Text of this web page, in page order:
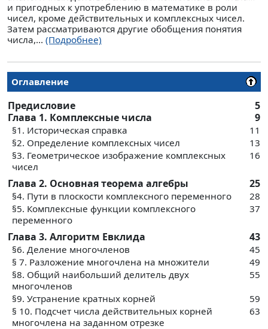
и пригодных к употреблению в математике в роли
чисел, кроме действительных и комплексных чисел.
Затем рассматриваются другие обобщения понятия
числа,... (Подробнее)
Оглавление
Предисловие
5
Глава 1. Комплексные числа
9
§1. Историческая справка
11
§2. Определение комплексных чисел
13
§3. Геометрическое изображение комплексных
чисел
16
Глава 2. Основная теорема алгебры 25
§4. Пути в плоскости комплексного переменного
28
§5. Комплексные функции комплексного
переменного
37
Глава 3. Алгоритм Евклида 43
§6. Деление многочленов
45
§ 7. Разложение многочлена на множители
49
§8. Общий наибольший делитель двух
многочленов
55
§9. Устранение кратных корней
59
§ 10. Подсчет числа действительных корней
многочлена на заданном отрезке
63